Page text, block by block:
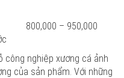
– 950,000
nghiệp xương cá ảnh
của sản phẩm. Với những